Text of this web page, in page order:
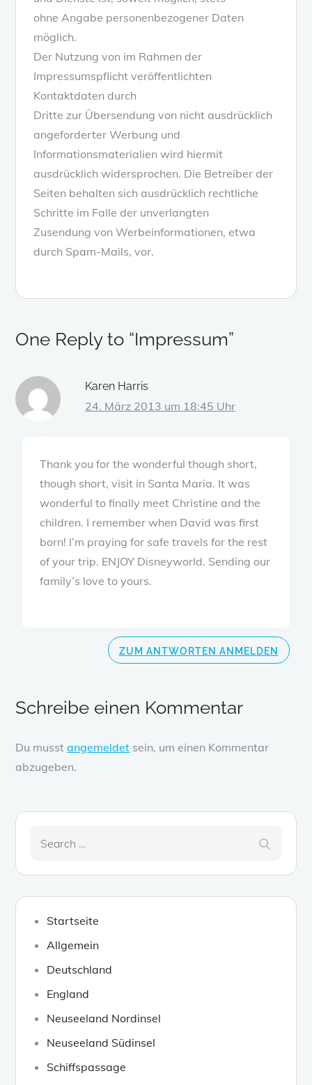
ohne Angabe personenbezogener Daten
möglich.
Der Nutzung von im Rahmen der
Impressumspflicht veröffentlichten
Kontaktdaten durch
Dritte zur Übersendung von nicht ausdrücklich
angeforderter Werbung und
Informationsmaterialien wird hiermit
ausdrücklich widersprochen. Die Betreiber der
Seiten behalten sich ausdrücklich rechtliche
Schritte im Falle der unverlangten
Zusendung von Werbeinformationen, etwa
durch Spam-Mails, vor.
One Reply to “Impressum”
Karen Harris
24. März 2013 um 18:45 Uhr
Thank you for the wonderful though short,
though short, visit in Santa Maria. It was
wonderful to finally meet Christine and the
children. I remember when David was first
born! I’m praying for safe travels for the rest
of your trip. ENJOY Disneyworld. Sending our
family’s love to yours.
ZUM ANTWORTEN ANMELDEN
Schreibe einen Kommentar
Du musstangemeldet sein, um einen Kommentar
abzugeben.
Startseite
Allgemein
Deutschland
England
Neuseeland Nordinsel
Neuseeland Südinsel
Schiffspassage